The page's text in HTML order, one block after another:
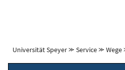
Universität Speyer⪼ Service⪼ Wege